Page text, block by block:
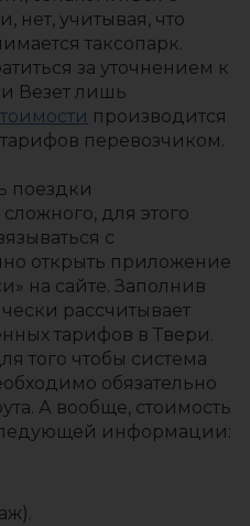
учитывая, что
таксопарк.
за уточнением к
Везет лишь
производится
перевозчиком.
поездки
для этого
с
открыть приложение
на сайте. Заполнив
рассчитывает
тарифов в Твери.
того чтобы система
обязательно
А вообще, стоимость
информации: